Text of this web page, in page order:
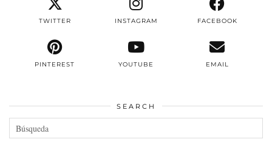
TWITTER INSTAGRAM FACEBOOK
PINTEREST YOUTUBE EMAIL
SEARCH